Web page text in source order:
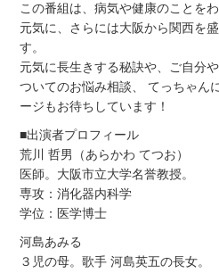
この番組は、病気や健康のことを
元気に、さらには大阪から関西を
す。
元気に長生きする秘訣や、ご自分
ついてのお悩み相談、 てっちゃん
ージもお待ちしています！
■出演者プロフィール
荒川 哲男（あらかわ てつお）
医師。大阪市立大学名誉教授。
専攻：消化器内科学
学位：医学博士
河島あみる
３児の母。歌手 河島英五の長女。